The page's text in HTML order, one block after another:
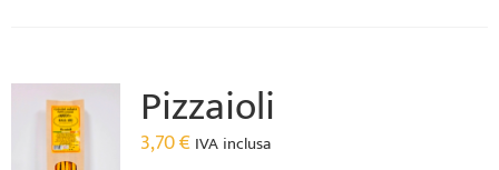
Pizzaioli
3,70€ IVA inclusa